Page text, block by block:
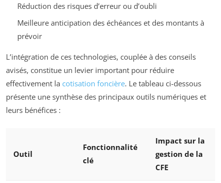
Réduction des risques d’erreur ou d’oubli
Meilleure anticipation des échéances et des montants à
prévoir
L’intégration de ces technologies, couplée à des conseils
avisés, constitue un levier important pour réduire
effectivement la cotisation foncière. Le tableau ci-dessous
présente une synthèse des principaux outils numériques et
leurs bénéfices :
Outil
Fonctionnalité
clé
Impact sur la
gestion de la
CFE